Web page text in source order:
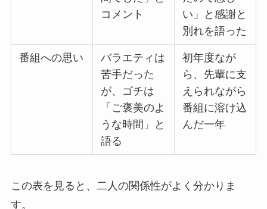
コメント
い」と感謝と
別れを語った
番組への思い
バラエティは
苦手だった
が、ゴチは
「ご褒美のよ
うな時間」と
語る
初年度なが
ら、先輩に支
えられながら
番組に溶け込
んだ一年
この表を見ると、二人の関係性がよく分かりま
す。